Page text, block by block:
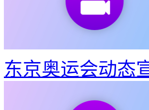
东京奥运会动态